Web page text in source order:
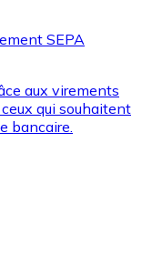
SEPA
aux virements
qui souhaitent
bancaire.